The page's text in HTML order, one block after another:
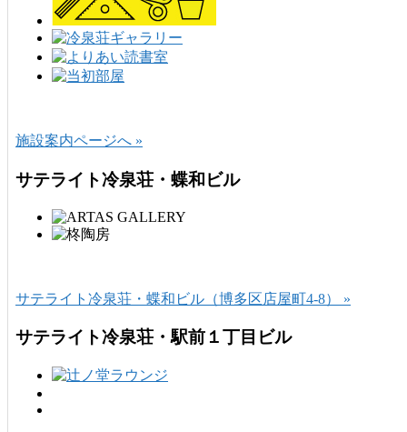
施設案内ページへ »
サテライト冷泉荘・蝶和ビル
サテライト冷泉荘・蝶和ビル（博多区店屋町4-8） »
サテライト冷泉荘・駅前１丁目ビル